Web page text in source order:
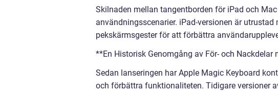
Skilnaden mellan tangentborden för iPad och
användningsscenarier. iPad-versionen är
pekskärmsgester för att förbättra
**En Historisk Genomgång av För- och
Sedan lanseringen har Apple Magic Keyboard
och förbättra funktionaliteten. Tidigare versioner